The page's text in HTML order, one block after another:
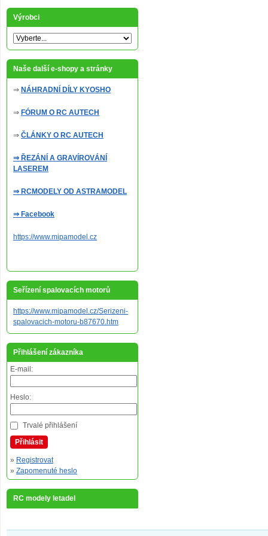
Výrobci
Naše další e-shopy a stránky
⇒ NÁHRADNÍ DÍLY KYOSHO
⇒ FÓRUM O RC AUTECH
⇒ ČLÁNKY O RC AUTECH
⇒ ŘEZÁNÍ A GRAVÍROVÁNÍ
LASEREM
⇒ RCMODELY OD ASTRAMODEL
⇒ Facebook
https://www.mipamodel.cz
Seřízení spalovacích motorů
https://www.mipamodel.cz/Serizeni-
spalovacich-motoru-b87670.htm
Přihlášení zákazníka
E-mail:
Heslo:
Trvalé přihlášení
Přihlásit
» Registrovat
» Zapomenuté heslo
RC modely letadel